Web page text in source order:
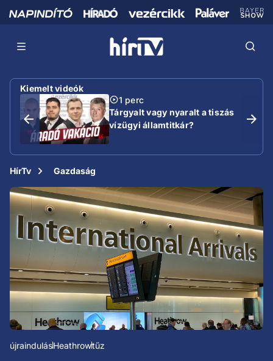
Kiemelt videók
1 perc
Tárgyalt vagy nyaralt a tiszás
vízügyi államtitkár?
HírTv Gazdaság
újraindulásHeathrowtűz